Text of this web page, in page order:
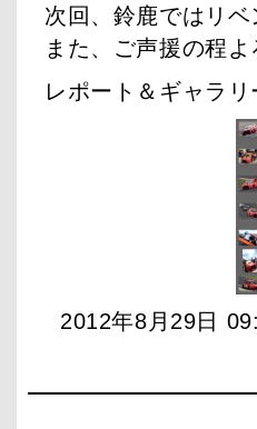
次回、鈴鹿ではリ
また、ご声援の程
レポート＆ギャラ
2012年8月29日